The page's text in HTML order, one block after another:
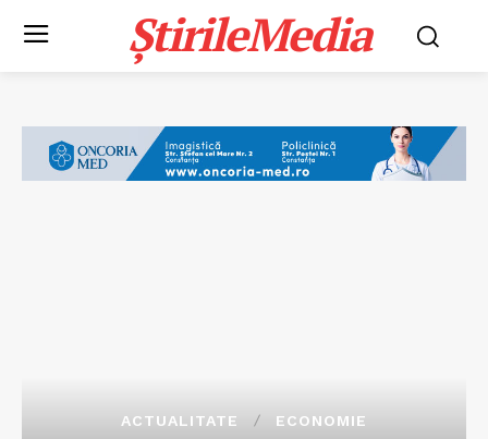
ȘtirileMedia
ACTUALITATE ECONOMIE